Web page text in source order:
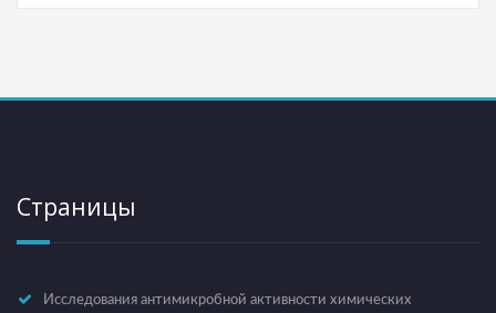
Страницы
Исследования антимикробной активности химических